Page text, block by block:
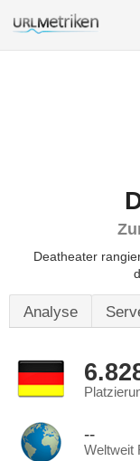
Deatheater
Analyse
--
Weltweit